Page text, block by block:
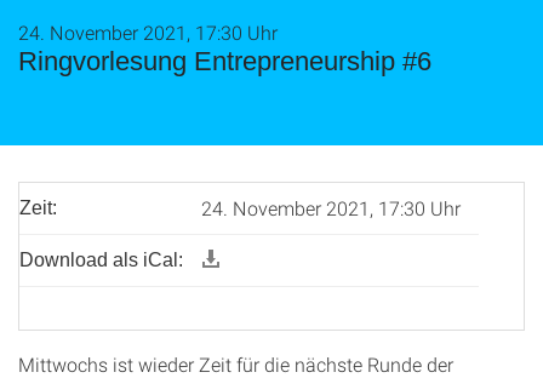
Ringvorlesung Entrepreneurship #6
24. November 2021, 17:30 Uhr
Zeit: 24. November 2021, 17:30 Uhr
Download als iCal:
Mittwochs ist wieder Zeit für die nächste Runde der